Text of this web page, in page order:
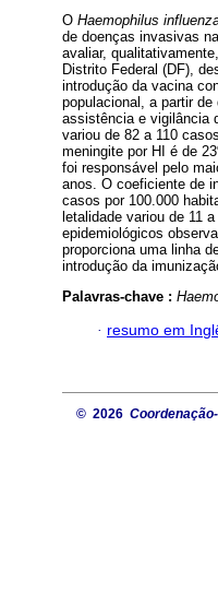
O Haemophilus
de doenças invasivas
avaliar,
Distrito Federal (DF),
introdução da vacina
populacional, a partir
assistência e vigilância
variou de 82 a 110
meningite por HI é de
foi responsável pelo
anos. O coeficiente de
casos por 100.000
letalidade variou de 11
epidemiológicos
proporciona uma linha
introdução da
Palavras-chave :
· resumo em
© 2026